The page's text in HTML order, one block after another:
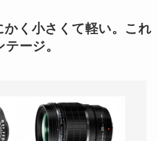
かく小さくて軽い。これ
ージ。